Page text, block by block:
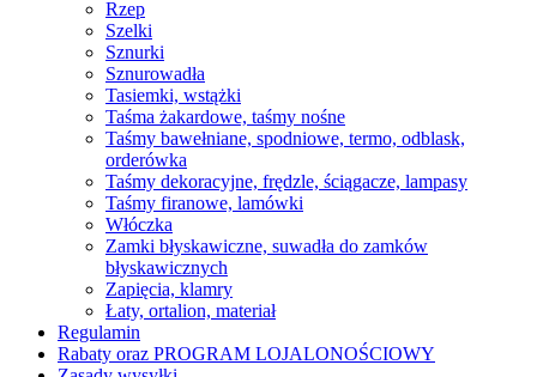
Rzep
Szelki
Sznurki
Sznurowadła
Tasiemki, wstążki
Taśma żakardowe, taśmy nośne
Taśmy bawełniane, spodniowe, termo, odblask,
orderówka
Taśmy dekoracyjne, frędzle, ściągacze, lampasy
Taśmy firanowe, lamówki
Włóczka
Zamki błyskawiczne, suwadła do zamków
błyskawicznych
Zapięcia, klamry
Łaty, ortalion, materiał
Regulamin
Rabaty oraz PROGRAM LOJALONOŚCIOWY